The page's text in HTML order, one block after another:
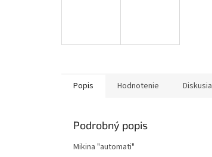
Popis Hodnotenie Diskusia
Podrobný popis
Mikina "automati"